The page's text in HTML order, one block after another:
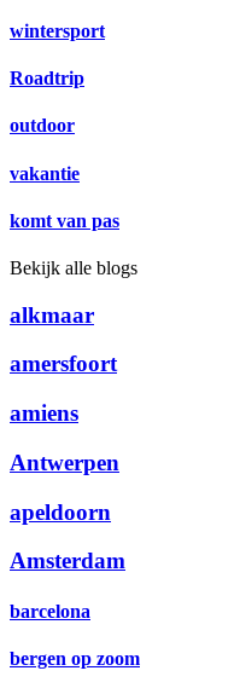
wintersport
Roadtrip
outdoor
vakantie
komt van pas
Bekijk alle blogs
alkmaar
amersfoort
amiens
Antwerpen
apeldoorn
Amsterdam
barcelona
bergen op zoom